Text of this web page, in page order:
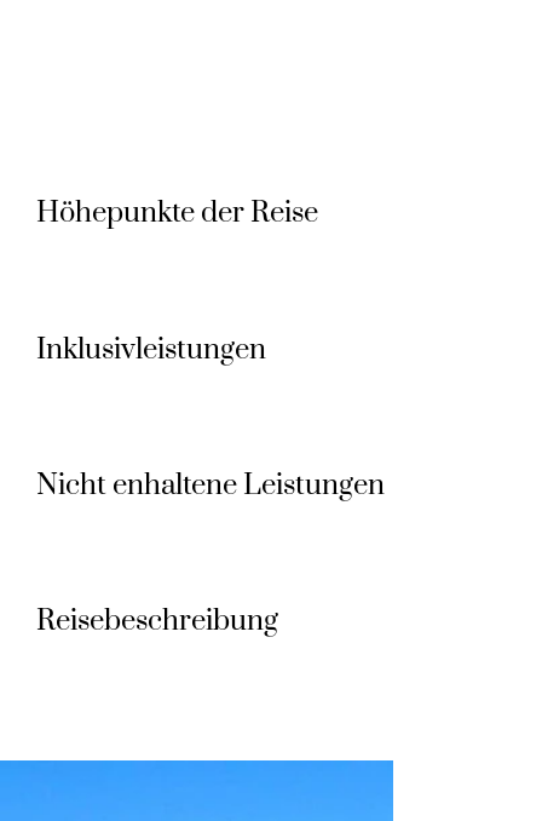
Höhepunkte der Reise
Inklusivleistungen
Nicht enhaltene Leistungen
Reisebeschreibung